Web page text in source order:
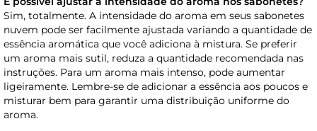
Sim, totalmente. A intensidade do aroma em seus sabonetes
nuvem pode ser facilmente ajustada variando a quantidade de
essência aromática que você adiciona à mistura. Se preferir
um aroma mais sutil, reduza a quantidade recomendada nas
instruções. Para um aroma mais intenso, pode aumentar
ligeiramente. Lembre-se de adicionar a essência aos poucos e
misturar bem para garantir uma distribuição uniforme do
aroma.